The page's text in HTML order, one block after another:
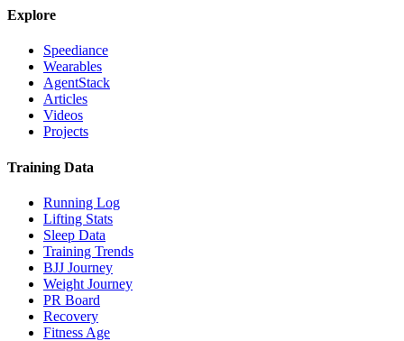
Explore
Speediance
Wearables
AgentStack
Articles
Videos
Projects
Training Data
Running Log
Lifting Stats
Sleep Data
Training Trends
BJJ Journey
Weight Journey
PR Board
Recovery
Fitness Age